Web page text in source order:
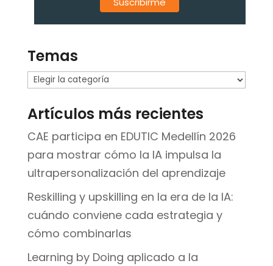
Temas
Temas
Artículos más recientes
CAE participa en EDUTIC Medellín 2026
para mostrar cómo la IA impulsa la
ultrapersonalización del aprendizaje
Reskilling y upskilling en la era de la IA:
cuándo conviene cada estrategia y
cómo combinarlas
Learning by Doing aplicado a la